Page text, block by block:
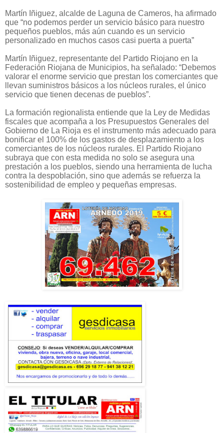
Martín Iñiguez, alcalde de Laguna de Cameros, ha afirmado
que “no podemos perder un servicio básico para nuestro
pequeños pueblos, más aún cuando es un servicio
personalizado en muchos casos casi puerta a puerta”
Martín Iñiguez, representante del Partido Riojano en la
Federación Riojana de Municipios, ha señalado: “Debemos
valorar el enorme servicio que prestan los comerciantes que
llevan suministros básicos a los núcleos rurales, el único
servicio que tienen decenas de pueblos”.
La formación regionalista entiende que la Ley de Medidas
fiscales que acompaña a los Presupuestos Generales del
Gobierno de La Rioja es el instrumento más adecuado para
bonificar el 100% de los gastos de desplazamiento a los
comerciantes de los núcleos rurales. El Partido Riojano
subraya que con esta medida no solo se asegura una
prestación a los pueblos, siendo una herramienta de lucha
contra la despoblación, sino que además se refuerza la
sostenibilidad de empleo y pequeñas empresas.